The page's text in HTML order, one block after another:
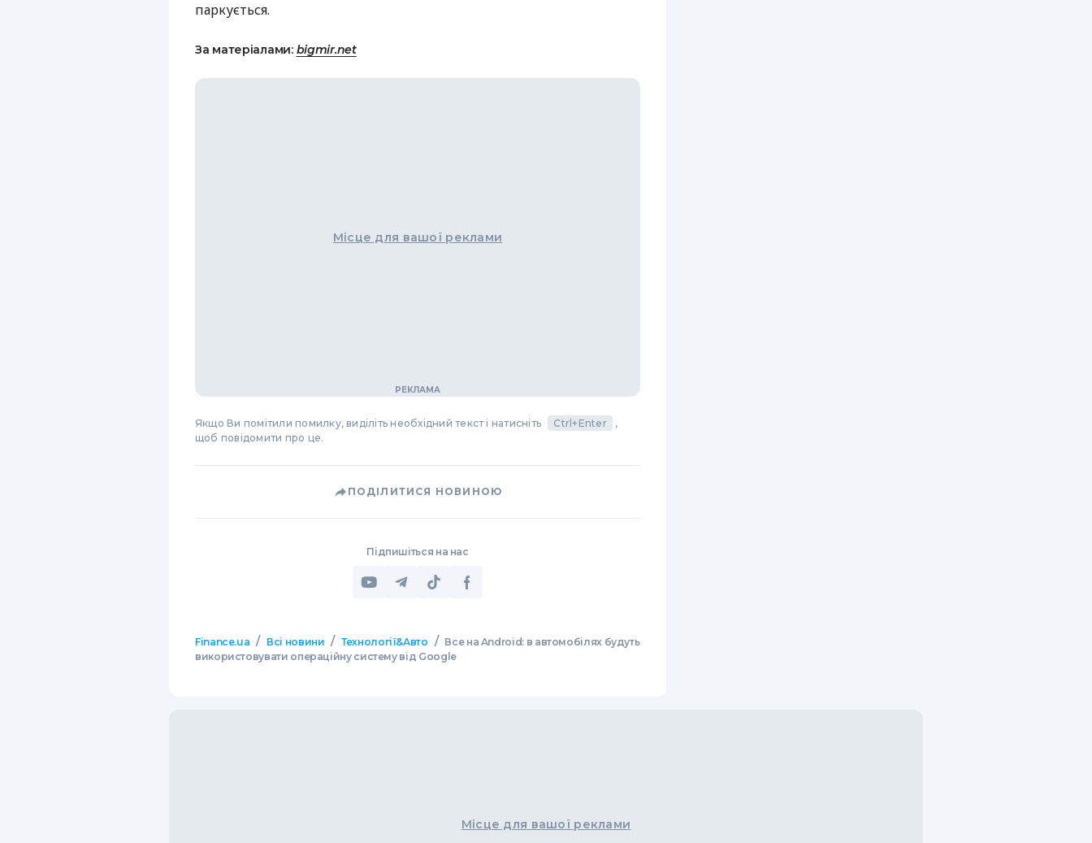
паркується.
За матеріалами: bigmir.net
Місце для вашої реклами
Якщо Ви помітили помилку, виділіть необхідний текст і натисніть Ctrl+Enter
,
щоб повідомити про це.
ПОДІЛИТИСЯ НОВИНОЮ
Підпишіться на нас
Finance.ua / Всі новини / Технології&Авто / Все на Android: в автомобілях будуть
використовувати операційну систему від Google
Місце для вашої реклами